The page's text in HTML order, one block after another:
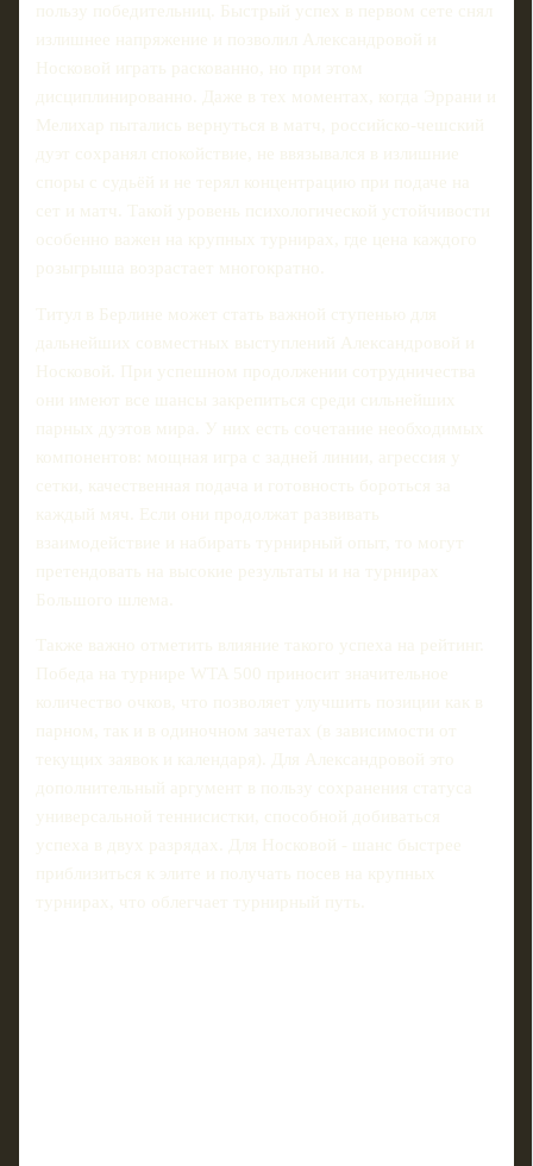
пользу победительниц. Быстрый успех в первом сете снял
излишнее напряжение и позволил Александровой и
Носковой играть раскованно, но при этом
дисциплинированно. Даже в тех моментах, когда Эррани и
Мелихар пытались вернуться в матч, российско-чешский
дуэт сохранял спокойствие, не ввязывался в излишние
споры с судьёй и не терял концентрацию при подаче на
сет и матч. Такой уровень психологической устойчивости
особенно важен на крупных турнирах, где цена каждого
розыгрыша возрастает многократно.
Титул в Берлине может стать важной ступенью для
дальнейших совместных выступлений Александровой и
Носковой. При успешном продолжении сотрудничества
они имеют все шансы закрепиться среди сильнейших
парных дуэтов мира. У них есть сочетание необходимых
компонентов: мощная игра с задней линии, агрессия у
сетки, качественная подача и готовность бороться за
каждый мяч. Если они продолжат развивать
взаимодействие и набирать турнирный опыт, то могут
претендовать на высокие результаты и на турнирах
Большого шлема.
Также важно отметить влияние такого успеха на рейтинг.
Победа на турнире WTA 500 приносит значительное
количество очков, что позволяет улучшить позиции как в
парном, так и в одиночном зачетах (в зависимости от
текущих заявок и календаря). Для Александровой это
дополнительный аргумент в пользу сохранения статуса
универсальной теннисистки, способной добиваться
успеха в двух разрядах. Для Носковой - шанс быстрее
приблизиться к элите и получать посев на крупных
турнирах, что облегчает турнирный путь.